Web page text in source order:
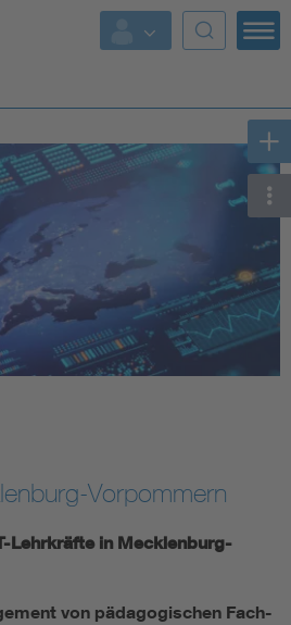
Vorpommern
Lehrkräfte in Mecklenburg-
von pädagogischen Fach-